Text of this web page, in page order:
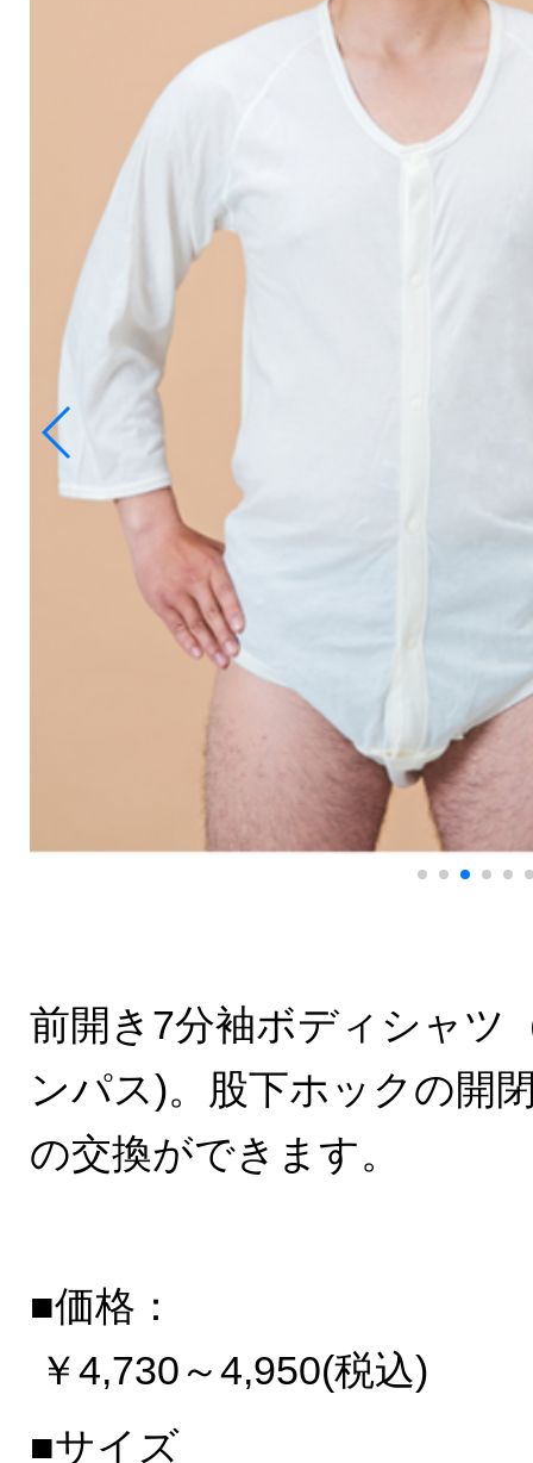
前開き7分袖ボディシャツ
ンパス)。股下ホックの開
の交換ができます。
■価格：
￥4,730～4,950(税込)
■サイズ